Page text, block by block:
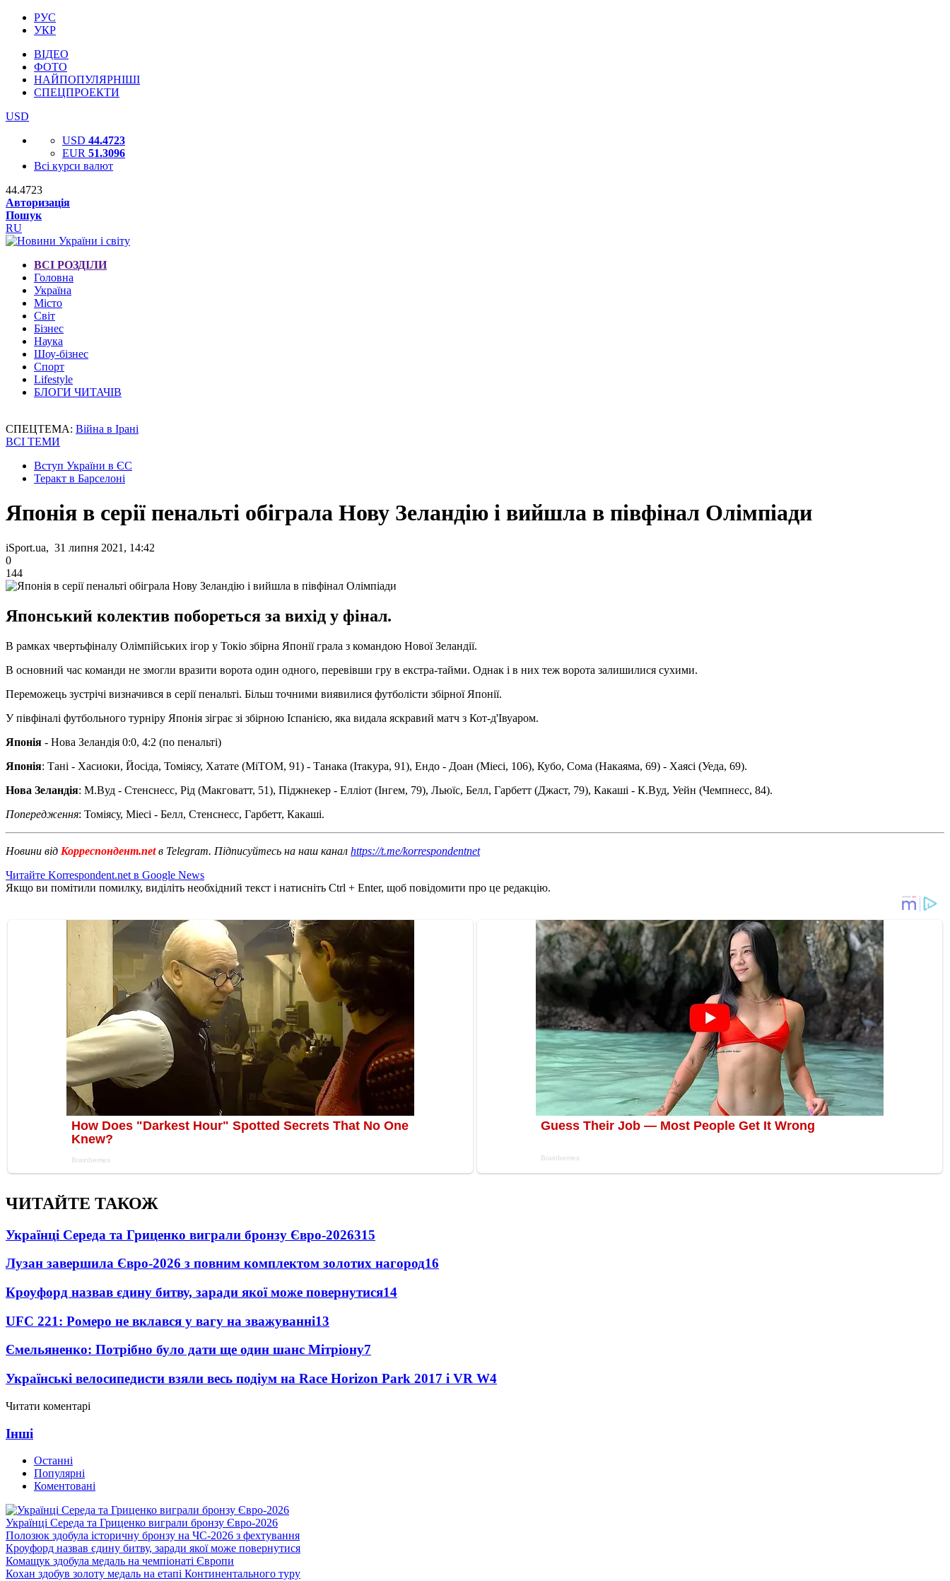
РУС
УКР
ВІДЕО
ФОТО
НАЙПОПУЛЯРНІШІ
СПЕЦПРОЕКТИ
USD
USD 44.4723
EUR 51.3096
Всі курси валют
44.4723
Авторизація
Пошук
RU
ВСІ РОЗДІЛИ
Головна
Україна
Місто
Світ
Бізнес
Наука
Шоу-бізнес
Спорт
Lifestyle
БЛОГИ ЧИТАЧІВ
СПЕЦТЕМА: Війна в Ірані
ВСІ ТЕМИ
Вступ України в ЄС
Теракт в Барселоні
Японія в серії пенальті обіграла Нову Зеландію і вийшла в півфінал Олімпіади
iSport.ua, 31 липня 2021, 14:42
0
144
Японський колектив побореться за вихід у фінал.
В рамках чвертьфіналу Олімпійських ігор у Токіо збірна Японії грала з командою Нової Зеландії.
В основний час команди не змогли вразити ворота один одного, перевівши гру в екстра-тайми. Однак і в них теж ворота залишилися сухими.
Переможець зустрічі визначився в серії пенальті. Більш точними виявилися футболісти збірної Японії.
У півфіналі футбольного турніру Японія зіграє зі збірною Іспанією, яка видала яскравий матч з Кот-д'Івуаром.
Японія - Нова Зеландія 0:0, 4:2 (по пенальті)
Японія: Тані - Хасиоки, Йосіда, Томіясу, Хатате (МіТОМ, 91) - Танака (Ітакура, 91), Ендо - Доан (Міесі, 106), Кубо, Сома (Накаяма, 69) - Хаясі (Уеда, 69).
Нова Зеландія: М.Вуд - Стенснесс, Рід (Макговатт, 51), Піджнекер - Елліот (Інгем, 79), Льюїс, Белл, Гарбетт (Джаст, 79), Какаші - К.Вуд, Уейн (Чемпнесс, 84).
Попередження: Томіясу, Міесі - Белл, Стенснесс, Гарбетт, Какаші.
Новини від Корреспондент.netв Telegram. Підписуйтесь на наш канал https://t.me/korrespondentnet
Читайте Korrespondent.net в Google News
Якщо ви помітили помилку, виділіть необхідний текст і натисніть Ctrl + Enter, щоб повідомити про це редакцію.
ЧИТАЙТЕ ТАКОЖ
Українці Середа та Гриценко виграли бронзу Євро-2026315
Лузан завершила Євро-2026 з повним комплектом золотих нагород16
Кроуфорд назвав єдину битву, заради якої може повернутися14
UFC 221: Ромеро не вклався у вагу на зважуванні13
Ємельяненко: Потрібно було дати ще один шанс Мітріону7
Українські велосипедисти взяли весь подіум на Race Horizon Park 2017 і VR W4
Читати коментарі
Інші
Останні
Популярні
Коментовані
Українці Середа та Гриценко виграли бронзу Євро-2026
Полозюк здобула історичну бронзу на ЧС-2026 з фехтування
Кроуфорд назвав єдину битву, заради якої може повернутися
Комащук здобула медаль на чемпіонаті Європи
Кохан здобув золоту медаль на етапі Континентального туру